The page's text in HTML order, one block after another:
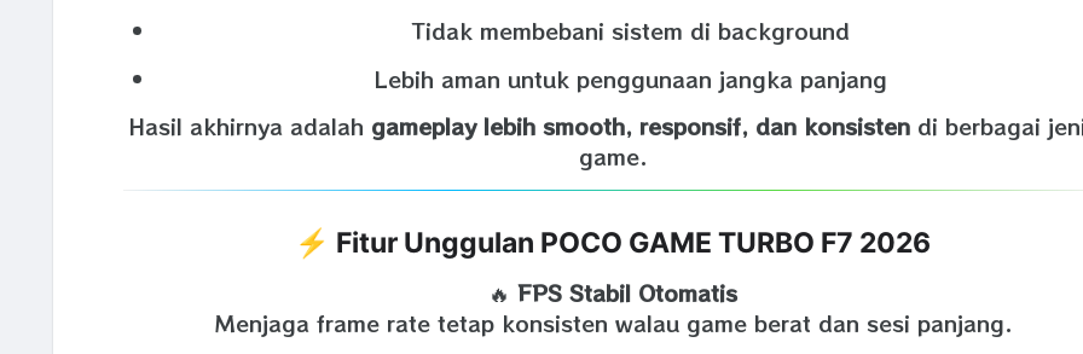
Tidak membebani sistem di background
Lebih aman untuk penggunaan jangka panjang
Hasil akhirnya adalah gameplay lebih smooth, responsif, dan konsistendi berbagai
game.
⚡ Fitur Unggulan POCO GAME TURBO F7 2026
🔥 FPS Stabil Otomatis
Menjaga frame rate tetap konsisten walau game berat dan sesi panjang.